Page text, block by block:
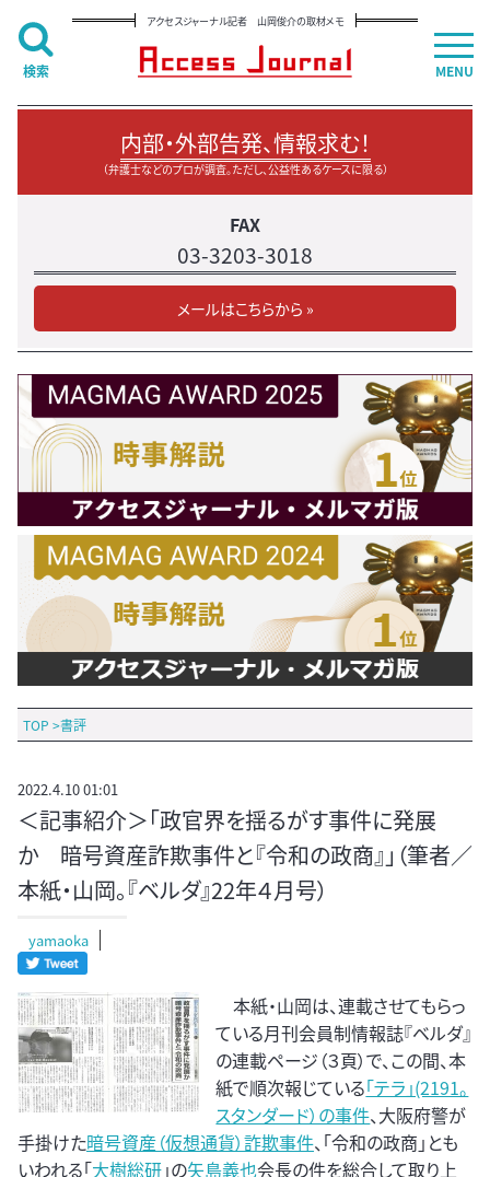
アクセスジャーナル記者 山岡俊介の取材メモ
内部・外部告発、情報求む！
（弁護士などのプロが調査。ただし、公益性あるケースに限る）
FAX
03-3203-3018
メールはこちらから »
TOP >書評
2022.4.10 01:01
＜記事紹介＞「政官界を揺るがす事件に発展
か 暗号資産詐欺事件と『令和の政商』」（筆者／
本紙・山岡。『ベルダ』22年４月号）
yamaoka
本紙・山岡は、連載させてもらっ
ている月刊会員制情報誌『ベルダ』
の連載ページ（３頁）で、この間、本
紙で順次報じている「テラ」(2191。
スタンダード）の事件、大阪府警が
手掛けた暗号資産（仮想通貨）詐欺事件、「令和の政商」とも
いわれる「大樹総研」の矢島義也会長の件を総合して取り上
MENU
検索